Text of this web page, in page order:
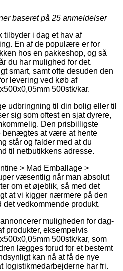
baseret på 25 anmeldelser
tilbyder i dag et hav af
En af de populære er for
hos en pakkeshop, og så
du har mulighed for det.
smart, samt ofte desuden den
levering ved køb af
500stk/kar.
udbringning til din bolig eller til
sig som oftest en sjat dyrere,
Den prisbilligste
benægtes at være at hente
står og falder med at du
til netbutikkens adresse.
> Mad Emballage >
væsentlig når man absolut
om et øjeblik, så med det
at vi kigger nærmere på den
vedkommende produkt.
muligheden for dag-
produkter, eksempelvis
500stk/kar, som
lægges forud for et bestemt
kan nå at få de nye
logistikmedarbejderne har fri.